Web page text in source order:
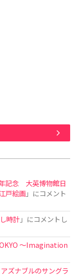
記念 大英博物館日
戸絵画」にコメント
時計」にコメントし
〜Imagination
ズナブルのサングラ